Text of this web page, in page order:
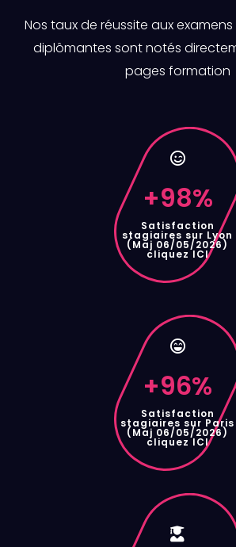
Nos taux de réussite aux
diplômantes sont notés
pages formation
+98%
Satisfaction
stagiaires sur Lyon
(Maj 06/05/2026)
cliquez ICI
+96%
Satisfaction
stagiaires sur Paris
(Maj 06/05/2026)
cliquez ICI